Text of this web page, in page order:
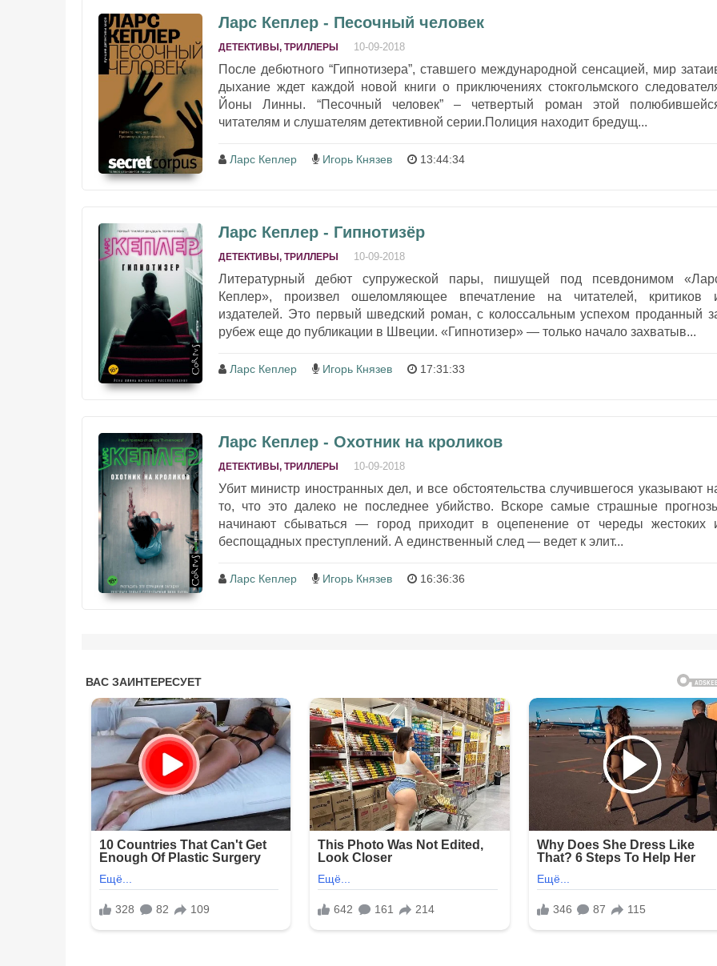
Ларс Кеплер - Песочный человек
ДЕТЕКТИВЫ, ТРИЛЛЕРЫ 10-09-2018
После дебютного “Гипнотизера”, ставшего международной сенсацией, мир
дыхание ждет каждой новой книги о приключениях стокгольмского
Йоны Линны. “Песочный человек” – четвертый роман этой
читателям и слушателям детективной серии.Полиция находит бредущ...
Ларс Кеплер Игорь Князев 13:44:34
Ларс Кеплер - Гипнотизёр
ДЕТЕКТИВЫ, ТРИЛЛЕРЫ 10-09-2018
Литературный дебют супружеской пары, пишущей под псевдонимом
Кеплер», произвел ошеломляющее впечатление на читателей, критиков
издателей. Это первый шведский роман, с колоссальным успехом проданный
рубеж еще до публикации в Швеции. «Гипнотизер» — только начало захватыв...
Ларс Кеплер Игорь Князев 17:31:33
Ларс Кеплер - Охотник на кроликов
ДЕТЕКТИВЫ, ТРИЛЛЕРЫ 10-09-2018
Убит министр иностранных дел, и все обстоятельства случившегося указывают
то, что это далеко не последнее убийство. Вскоре самые страшные
начинают сбываться — город приходит в оцепенение от череды жестоких
беспощадных преступлений. А единственный след — ведет к элит...
Ларс Кеплер Игорь Князев 16:36:36